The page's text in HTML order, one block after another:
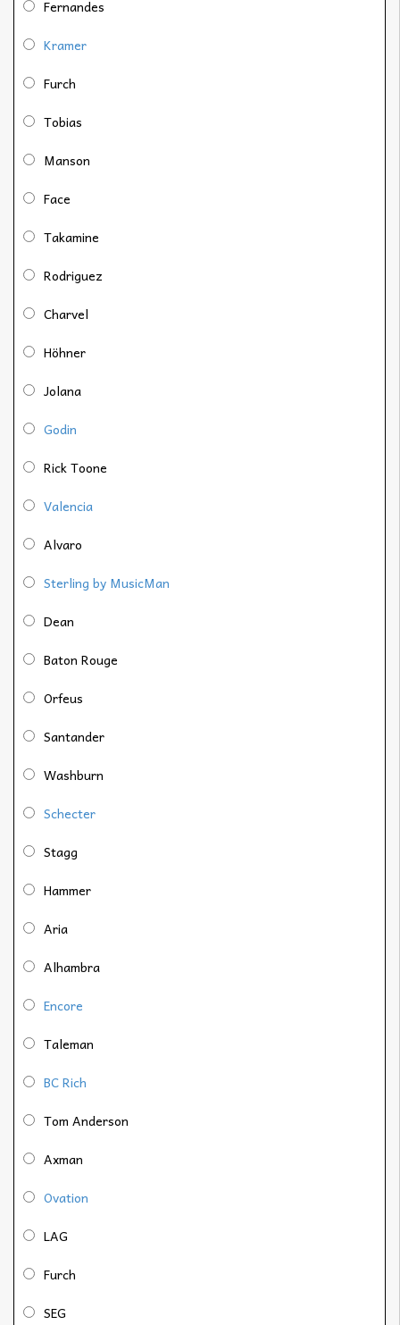
Fernandes
Kramer
Furch
Tobias
Manson
Face
Takamine
Rodriguez
Charvel
Höhner
Jolana
Godin
Rick Toone
Valencia
Alvaro
Sterling by MusicMan
Dean
Baton Rouge
Orfeus
Santander
Washburn
Schecter
Stagg
Hammer
Aria
Alhambra
Encore
Taleman
BC Rich
Tom Anderson
Axman
Ovation
LAG
Furch
SEG